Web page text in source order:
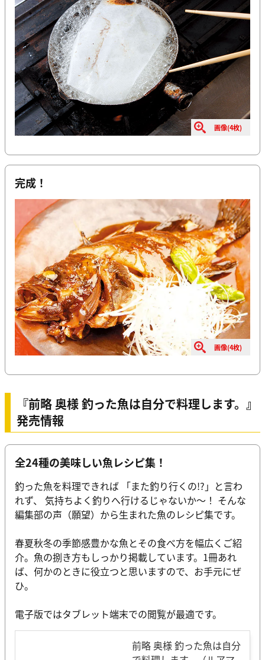
画像(4枚)
完成！
画像(4枚)
『前略 奥様 釣った魚は自分で料理します。』
発売情報
全24種の美味しい魚レシピ集！
釣った魚を料理できれば 「また釣り行くの!?」と言わ
れず、 気持ちよく釣りへ行けるじゃないか～！ そんな
編集部の声（願望）から生まれた魚のレシピ集です。
春夏秋冬の季節感豊かな魚とその食べ方を幅広くご紹
介。魚の捌き方もしっかり掲載しています。1冊あれ
ば、何かのときに役立つと思いますので、お手元にぜ
ひ。
電子版ではタブレット端末での閲覧が最適です。
前略 奥様 釣った魚は自分